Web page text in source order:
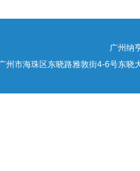
广州纳
州市海珠区东晓路雅敦街4-6号东